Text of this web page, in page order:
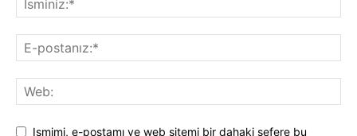
Ismimi, e-postamı ve web sitemi bir dahaki sefere bu